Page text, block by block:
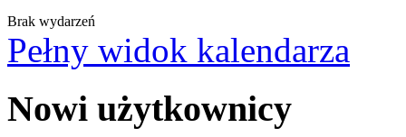
Brak wydarzeń
Pełny widok kalendarza
Nowi użytkownicy